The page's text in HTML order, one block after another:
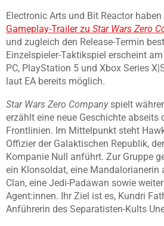
Electronic Arts und Bit Reactor haben
Gameplay-Trailer zu Star Wars Zero
und zugleich den Release-Termin
Einzelspieler-Taktikspiel erscheint
PC, PlayStation 5 und Xbox Series
laut EA bereits möglich.
Star Wars Zero Companyspielt
erzählt eine neue Geschichte abseits
Frontlinien. Im Mittelpunkt steht
Offizier der Galaktischen Republik,
Kompanie Null anführt. Zur Gruppe
ein Klonsoldat, eine Mandalorianerin
Clan, eine Jedi-Padawan sowie
Agent:innen. Ihr Ziel ist es, Kundri
Anführerin des Separatisten-Kults